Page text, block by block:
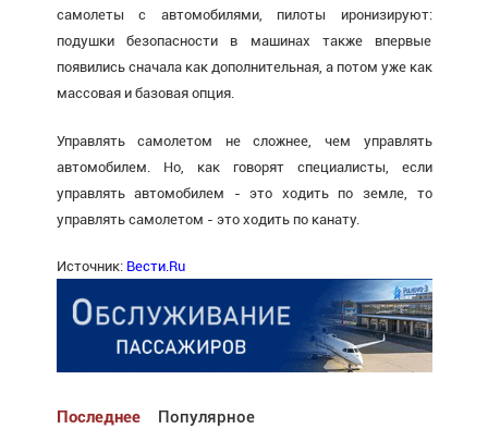
самолеты с автомобилями, пилоты иронизируют:
подушки безопасности в машинах также впервые
появились сначала как дополнительная, а потом уже как
массовая и базовая опция.
Управлять самолетом не сложнее, чем управлять
автомобилем. Но, как говорят специалисты, если
управлять автомобилем - это ходить по земле, то
управлять самолетом - это ходить по канату.
Источник: Вести.Ru
Последнее Популярное